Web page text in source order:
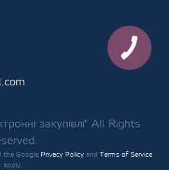
закупівлі" All Rights
the Google Privacy Policy and Terms of Service
apply.